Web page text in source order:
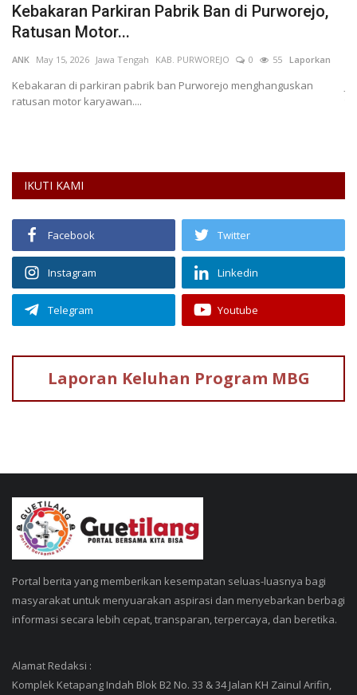
Kebakaran Parkiran Pabrik Ban di Purworejo,
Ratusan Motor...
ANK May 15, 2026 Jawa Tengah KAB. PURWOREJO 0 55 Laporkan
Kebakaran di parkiran pabrik ban Purworejo menghanguskan
ratusan motor karyawan....
IKUTI KAMI
Facebook Twitter
Instagram Linkedin
Telegram Youtube
Laporan Keluhan Program MBG
Portal berita yang memberikan kesempatan seluas-luasnya bagi
masyarakat untuk menyuarakan aspirasi dan menyebarkan berbagi
informasi secara lebih cepat, transparan, terpercaya, dan beretika.
Alamat Redaksi :
Komplek Ketapang Indah Blok B2 No. 33 & 34 Jalan KH Zainul Arifin,